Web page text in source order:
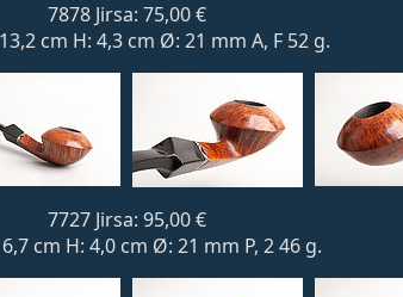
7878 Jirsa: 75,00 €
cm H: 4,3 cm Ø: 21 mm A, F 52 g.
7727 Jirsa: 95,00 €
cm H: 4,0 cm Ø: 21 mm P, 2 46 g.